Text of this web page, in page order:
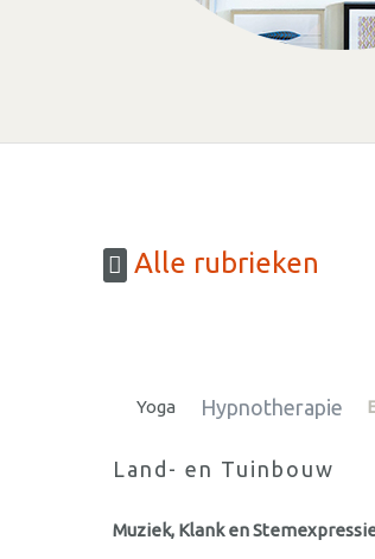
Alle rubrieken
Yoga Hypnotherapie
Land- en Tuinbouw
Muziek, Klank en